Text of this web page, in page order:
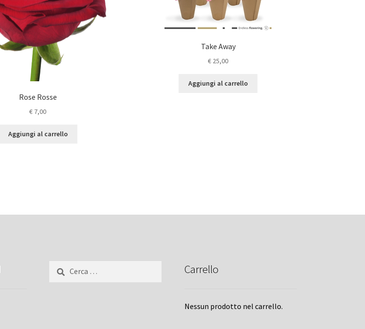
Rose Rosse
€ 7,00
Aggiungi al carrello
Take Away
€ 25,00
Aggiungi al carrello
per:
Carrello
Nessun prodotto nel carrello.